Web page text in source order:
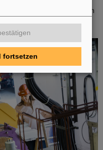
CNAO in
385.000 Euro für
mit GSI in Darmstadt
fortsetzen